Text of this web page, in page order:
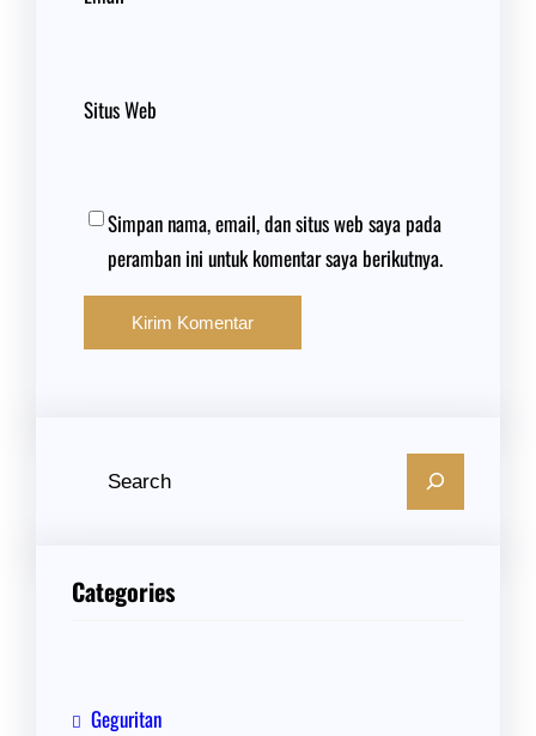
Situs Web
Simpan nama, email, dan situs web saya pada
peramban ini untuk komentar saya berikutnya.
Categories
Geguritan